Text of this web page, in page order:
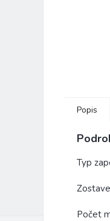
Popis
Typ
Počet